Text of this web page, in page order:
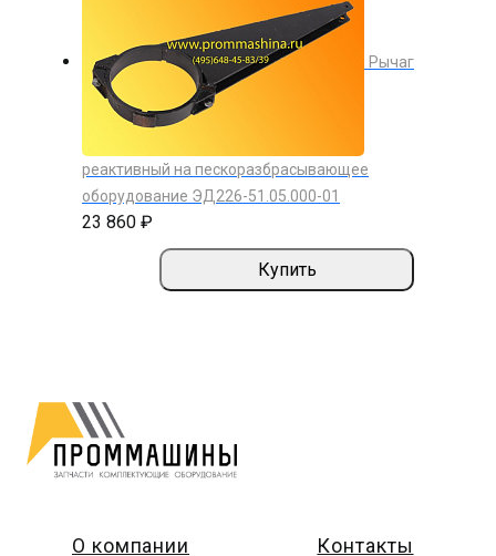
Рычаг
реактивный на пескоразбрасывающее
оборудование ЭД226-51.05.000-01
23 860 ₽
Купить
О компании
Контакты